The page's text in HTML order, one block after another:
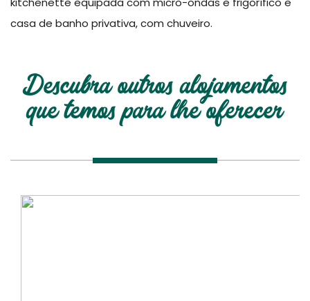
casa de banho privativa, com chuveiro.
Descubra outros alojamentos
que temos para lhe oferecer